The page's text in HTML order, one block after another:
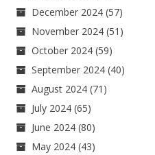
December 2024 (57)
November 2024 (51)
October 2024 (59)
September 2024 (40)
August 2024 (71)
July 2024 (65)
June 2024 (80)
May 2024 (43)